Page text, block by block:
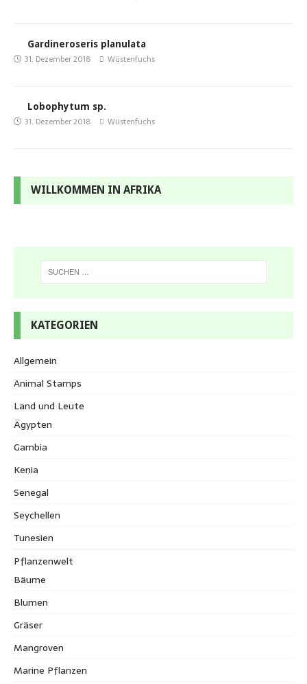
Gardineroseris planulata
31. Dezember 2018 Wüstenfuchs
Lobophytum sp.
31. Dezember 2018 Wüstenfuchs
WILLKOMMEN IN AFRIKA
KATEGORIEN
Allgemein
Animal Stamps
Land und Leute
Ägypten
Gambia
Kenia
Senegal
Seychellen
Tunesien
Pflanzenwelt
Bäume
Blumen
Gräser
Mangroven
Marine Pflanzen